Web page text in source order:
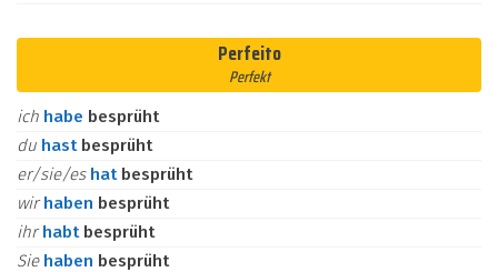
Perfeito
Perfekt
ich habe besprüht
du hast besprüht
er/sie/es hat besprüht
wirhaben besprüht
ihrhabt besprüht
Sie haben besprüht